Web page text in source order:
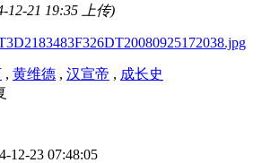
12-21 19:35 上传)
, 黄维德 , 汉宣帝 , 成长史
12-23 07:48:05